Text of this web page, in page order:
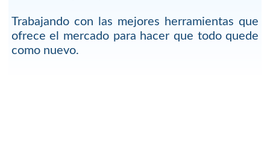
Trabajando con las mejores herramientas que
ofrece el mercado para hacer que todo quede
como nuevo.